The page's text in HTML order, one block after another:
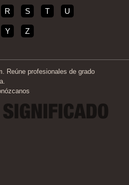
R S T U
Y Z
Reúne profesionales de grado